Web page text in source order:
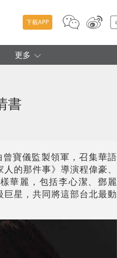
下載APP
更多
書
寶儀監製領軍，召集華語
的那件事》導演程偉豪、
華麗，包括李心潔、鄧麗
星，共同將這部台北最動